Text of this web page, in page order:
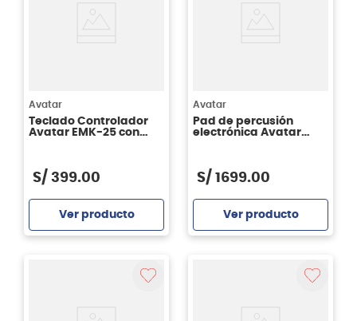
Avatar
Teclado Controlador
Avatar EMK-25 con
S/ 399.00
Ver producto
Avatar
Pad de percusión
electrónica Avatar
S/ 1699.00
Ver producto